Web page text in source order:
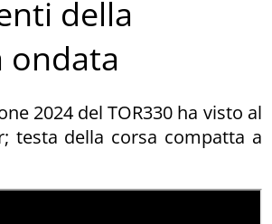
della
ondata
2024 del TOR330 ha visto al
testa della corsa compatta a